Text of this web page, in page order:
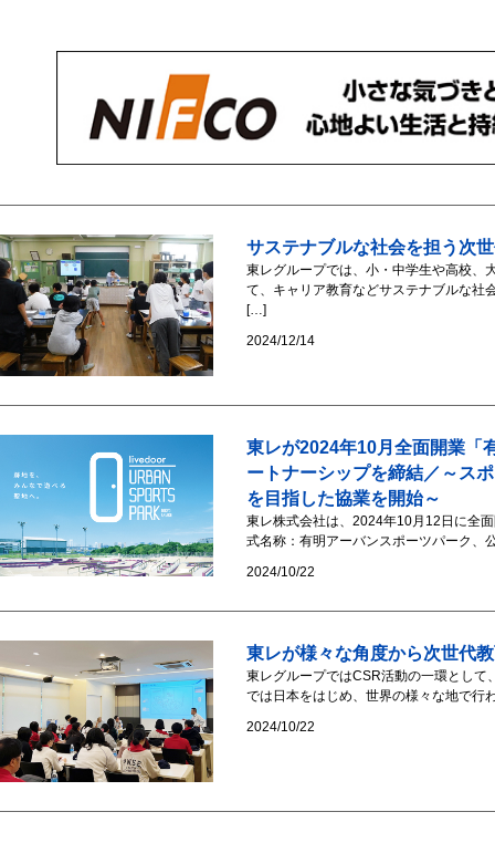
サステナブルな社会を担う次
東レグループでは、小・中学生や高校、
て、キャリア教育などサステナブルな社
[…]
2024/12/14
東レが2024年10月全面開業「
ートナーシップを締結／～ス
を目指した協業を開始～
東レ株式会社は、2024年10月12日に全
式名称：有明アーバンスポーツパーク、
2024/10/22
東レが様々な角度から次世代
東レグループではCSR活動の一環とし
では日本をはじめ、世界の様々な地で
2024/10/22